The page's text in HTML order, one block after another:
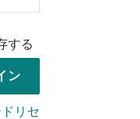
する
リセ